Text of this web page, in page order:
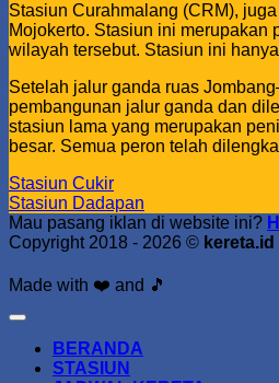
Stasiun Curahmalang (CRM),
Mojokerto. Stasiun ini merupakan
wilayah tersebut. Stasiun ini
Setelah jalur ganda ruas
pembangunan jalur ganda dan
stasiun lama yang merupakan
besar. Semua peron telah
Stasiun Cukir
Stasiun Dadapan
Mau pasang iklan di website ini?
Copyright 2018 - 2026 © kereta.id
Made with ❤️ and 🎵
BERANDA
STASIUN